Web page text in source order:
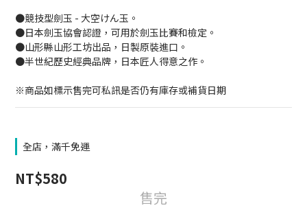
●競技型劍玉 - 大空けん玉。
●日本劍玉協會認證，可用於劍玉比賽和檢定。
●山形縣山形工坊出品，日製原裝進口。
●半世紀歷史經典品牌，日本匠人得意之作。
※商品如標示售完可私訊是否仍有庫存或補貨日期
全店，滿千免運
NT$580
售完